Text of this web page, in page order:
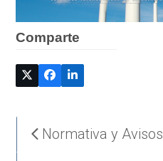
Comparte
Normativa y Avisos